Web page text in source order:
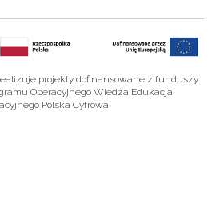
projekty dofinansowane z funduszy
Operacyjnego Wiedza Edukacja
Polska Cyfrowa